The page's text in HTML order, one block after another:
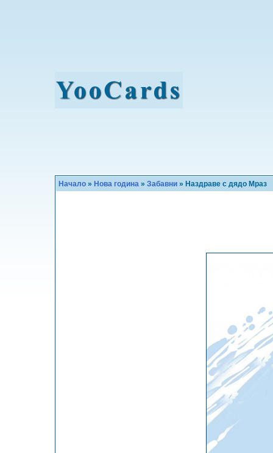
Начало » Нова година » Забавни » Наздраве с дядо Мраз